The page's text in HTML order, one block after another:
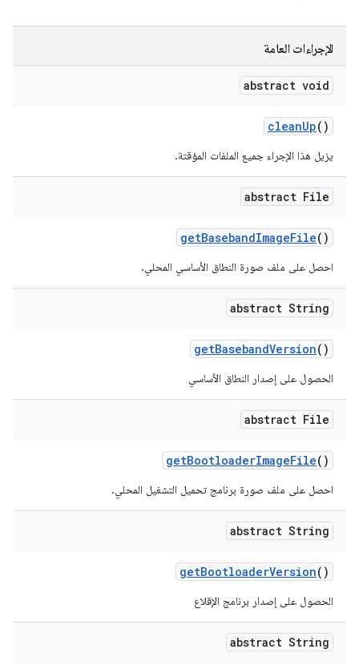
الإجراءات العامة
abstract void
cleanUp()
يزيل هذا الإجراء جميع الملفات المؤقتة.
abstract File
getBasebandImageFile()
احصل على ملف صورة النطاق الأساسي المحلي.
abstract String
getBasebandVersion()
الحصول على إصدار النطاق الأساسي
abstract File
getBootloaderImageFile()
احصل على ملف صورة برنامج تحميل التشغيل المحلي.
abstract String
getBootloaderVersion()
الحصول على إصدار برنامج الإقلاع
abstract String